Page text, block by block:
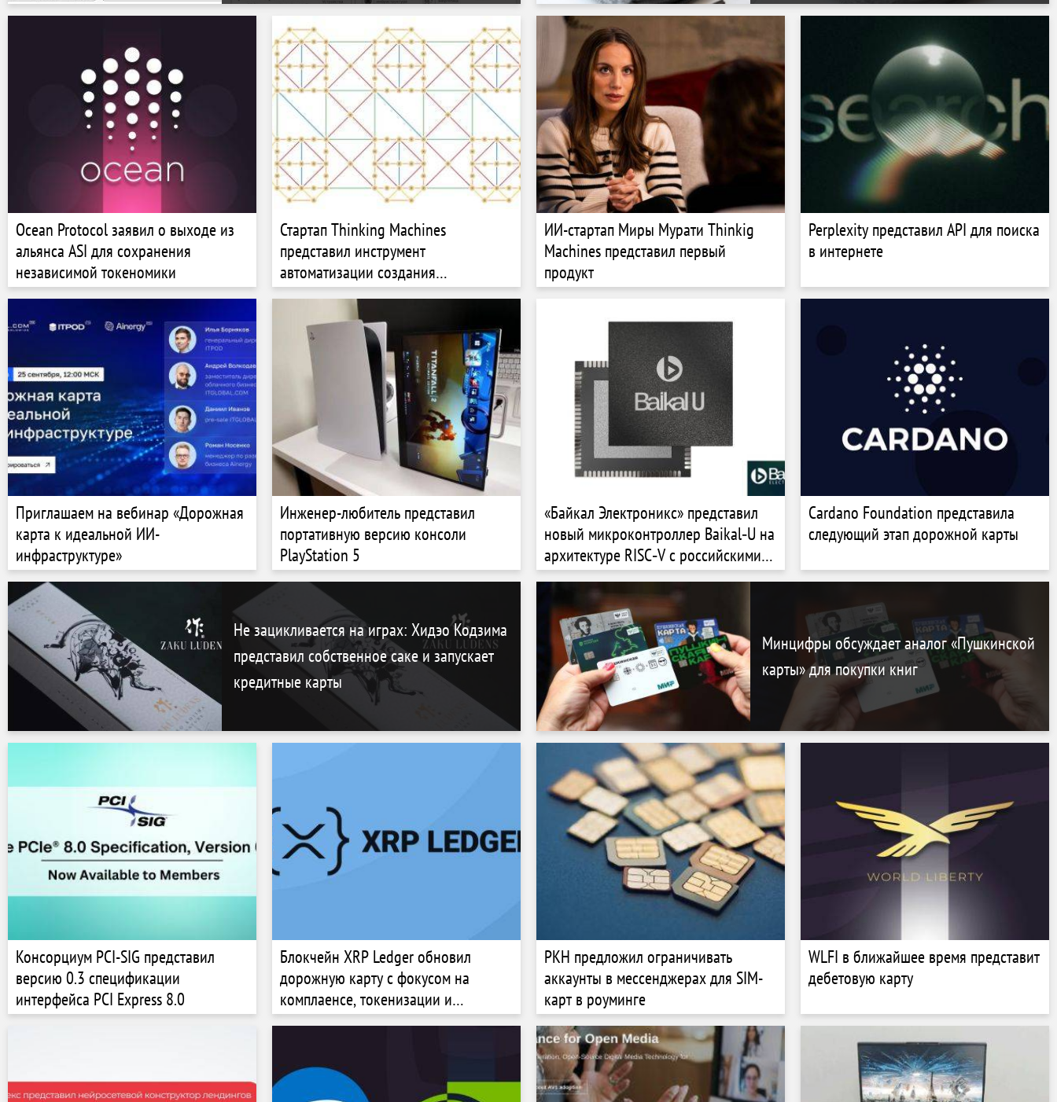
Ocean Protocol заявил о выходе из
альянса ASI для сохранения
независимой токеномики
Стартап Thinking Machines
представил инструмент
автоматизации создания
пользовательских моделей ИИ
ИИ-стартап Миры Мурати Thinkig
Machines представил первый
продукт
Perplexity представил API для поиска
в интернете
Приглашаем на вебинар «Дорожная
карта к идеальной ИИ-
инфраструктуре»
Инженер-любитель представил
портативную версию консоли
PlayStation 5
«Байкал Электроникс» представил
новый микроконтроллер Baikal‑U на
архитектуре RISC‑V с российскими
ядрами CloudBEAR
Cardano Foundation представила
следующий этап дорожной карты
Не зацикливается на играх: Хидэо Кодзима
представил собственное саке и запускает
кредитные карты
Минцифры обсуждает аналог «Пушкинской
карты» для покупки книг
Консорциум PCI-SIG представил
версию 0.3 спецификации
интерфейса PCI Express 8.0
Блокчейн XRP Ledger обновил
дорожную карту с фокусом на
комплаенсе, токенизации и
приватности
РКН предложил ограничивать
аккаунты в мессенджерах для SIM-
карт в роуминге
WLFI в ближайшее время представит
дебетовую карту